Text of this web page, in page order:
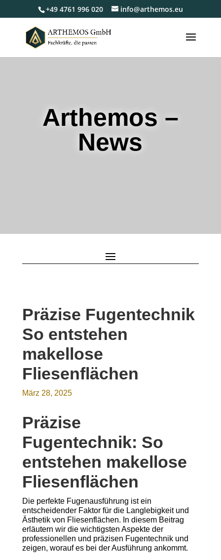
+49 4761 996 020 info@arthemos.eu
Arthemos –
News
Präzise Fugentechnik
So entstehen
makellose
Fliesenflächen
März 28, 2025
Präzise
Fugentechnik: So
entstehen makellose
Fliesenflächen
Die perfekte Fugenausführung ist ein
entscheidender Faktor für die Langlebigkeit und
Ästhetik von Fliesenflächen. In diesem Beitrag
erläutern wir die wichtigsten Aspekte der
professionellen und präzisen Fugentechnik und
zeigen, worauf es bei der Ausführung ankommt.